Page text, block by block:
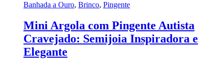
Banhada a Ouro, Brinco, Pingente
Mini Argola com Pingente Autista
Cravejado: Semijoia Inspiradora e
Elegante